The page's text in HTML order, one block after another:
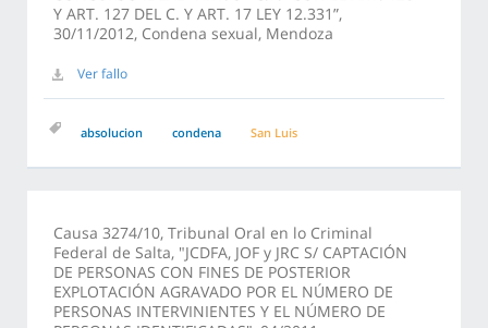
Y ART. 127 DEL C. Y ART. 17 LEY 12.331”,
30/11/2012, Condena sexual, Mendoza
Ver fallo
absolucion condena San Luis
Causa 3274/10, Tribunal Oral en lo Criminal
Federal de Salta, "JCDFA, JOF y JRC S/ CAPTACIÓN
DE PERSONAS CON FINES DE POSTERIOR
EXPLOTACIÓN AGRAVADO POR EL NÚMERO DE
PERSONAS INTERVINIENTES Y EL NÚMERO DE